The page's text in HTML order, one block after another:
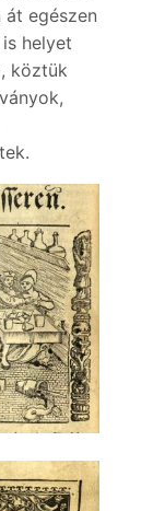
át egészen
helyet
köztük